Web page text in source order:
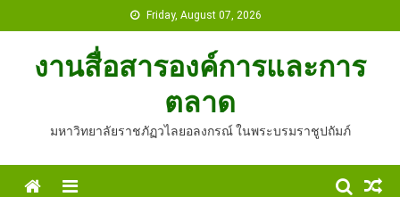
to
Friday, August 07, 2026
งานสื่อสารองค์การและการ
ตลาด
มหาวิทยาลัยราชภัฏวไลยอลงกรณ์ ในพระบรมราชูปถัมภ์
HomeMenu